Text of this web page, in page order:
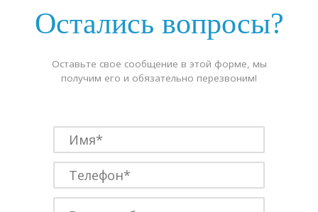
Остались вопросы?
Оставьте свое сообщение в этой форме, мы
получим его и обязательно перезвоним!